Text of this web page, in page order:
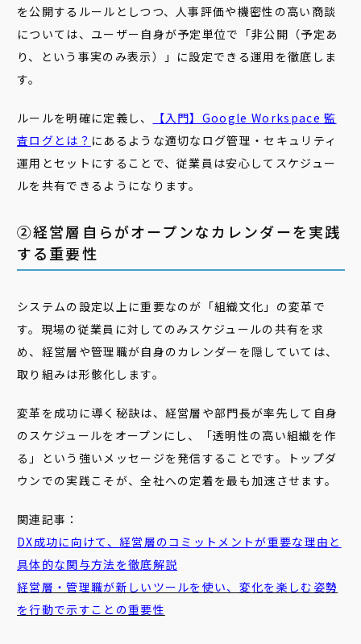
を公開するルールとしつつ、人事評価や機密性の高い商談
については、ユーザー自身が予定単位で「非公開（予定あ
り、という事実のみ表示）」に設定できる運用を徹底しま
す。
ルールを明確に定義し、
【入門】Google Workspace 監
査ログとは？ にあるような適切なログ管理・セキュリティ
運用とセットにすることで、従業員は安心してスケジュー
ルを共有できるようになります。
②経営層自らがオープンなカレンダーを実践
する重要性
システムの設定以上に重要なのが「組織文化」の変革で
す。現場の従業員に対してのみスケジュールの共有を求
め、経営層や管理職が自身のカレンダーを隠していては、
取り組みは形骸化します。
変革を成功に導く秘訣は、経営層や部門長が率先して自身
のスケジュールをオープンにし、「透明性の高い組織を作
る」という強いメッセージを発信することです。トップダ
ウンでの実践こそが、全社への定着を最も加速させます。
関連記事：
DX成功に向けて、経営層のコミットメントが重要な理由と
具体的な関与方法を徹底解説
経営層・管理職が新しいツールを使い、変化を楽しむ姿勢
を行動で示すことの重要性